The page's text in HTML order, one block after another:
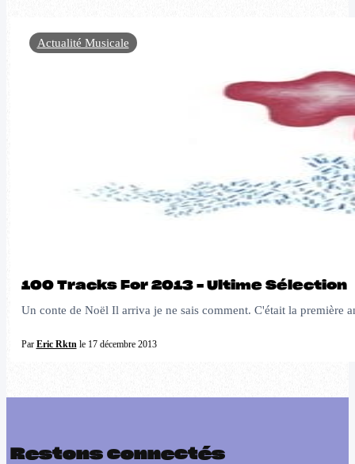
100 Tracks For 2013 – Ultime Sélection
Un conte de Noël Il arriva je ne sais comment. C'était la première
Par Eric Rktnle 17 décembre 2013
Actualité Musicale
Restons connectés